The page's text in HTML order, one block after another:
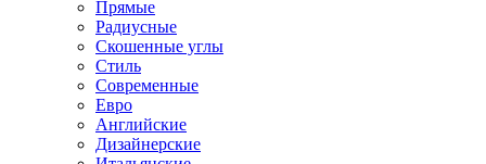
Прямые
Радиусные
Скошенные углы
Стиль
Современные
Евро
Английские
Дизайнерские